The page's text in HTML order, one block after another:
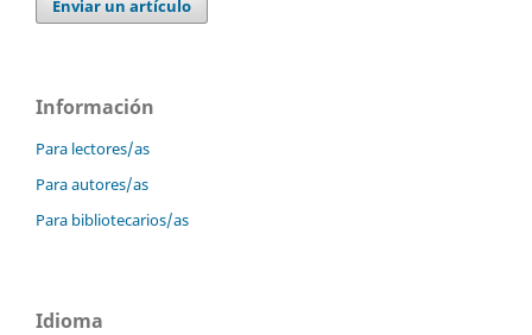
Enviar un artículo
Información
Para lectores/as
Para autores/as
Para bibliotecarios/as
Idioma